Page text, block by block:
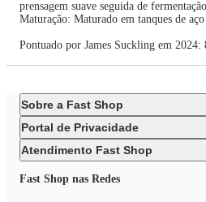
prensagem suave seguida de
Maturação: Maturado em tanques de
Pontuado por James Suckling em 2024:
Sobre a Fast Shop
Portal de Privacidade
Atendimento Fast Shop
Fast Shop nas Redes